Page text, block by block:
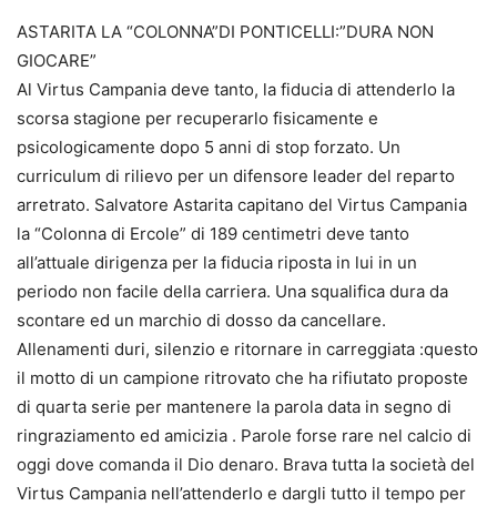
ASTARITA LA “COLONNA”DI PONTICELLI:”DURA NON
GIOCARE”
Al Virtus Campania deve tanto, la fiducia di attenderlo la
scorsa stagione per recuperarlo fisicamente e
psicologicamente dopo 5 anni di stop forzato. Un
curriculum di rilievo per un difensore leader del reparto
arretrato. Salvatore Astarita capitano del Virtus Campania
la “Colonna di Ercole” di 189 centimetri deve tanto
all’attuale dirigenza per la fiducia riposta in lui in un
periodo non facile della carriera. Una squalifica dura da
scontare ed un marchio di dosso da cancellare.
Allenamenti duri, silenzio e ritornare in carreggiata :questo
il motto di un campione ritrovato che ha rifiutato proposte
di quarta serie per mantenere la parola data in segno di
ringraziamento ed amicizia . Parole forse rare nel calcio di
oggi dove comanda il Dio denaro. Brava tutta la società del
Virtus Campania nell’attenderlo e dargli tutto il tempo per